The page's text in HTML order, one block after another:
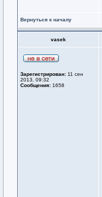
Вернуться к началу
vasek
Зарегистрирован: 11 сен
2013, 09:32
Сообщения: 1658